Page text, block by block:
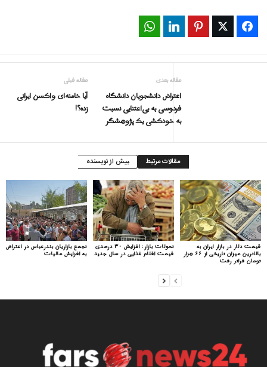
Facebook
Twitter
Pinterest
LinkedIn
مقاله قبلی
آیا خامنه‌ای واکسن ایرانی
زده؟!
مقاله بعدی
اعتراض دانشجویان دانشگاه
فردوسی به بی‌اعتنایی نسبت
به خودکشی‌ یک پژوهشگر
مقالات مرتبط بیش از نویسنده
تجمع بازاریان بندرعباس در اعتراض
به افزایش مالیات
تحولات بازار: افزایش ۳۰ درصدی
قیمت اقلام غذایی در سال جدید
قیمت دلار در بازار ایران به
بالاترین میزان تاریخی از ۶۶ هزار
تومان فراتر رفت